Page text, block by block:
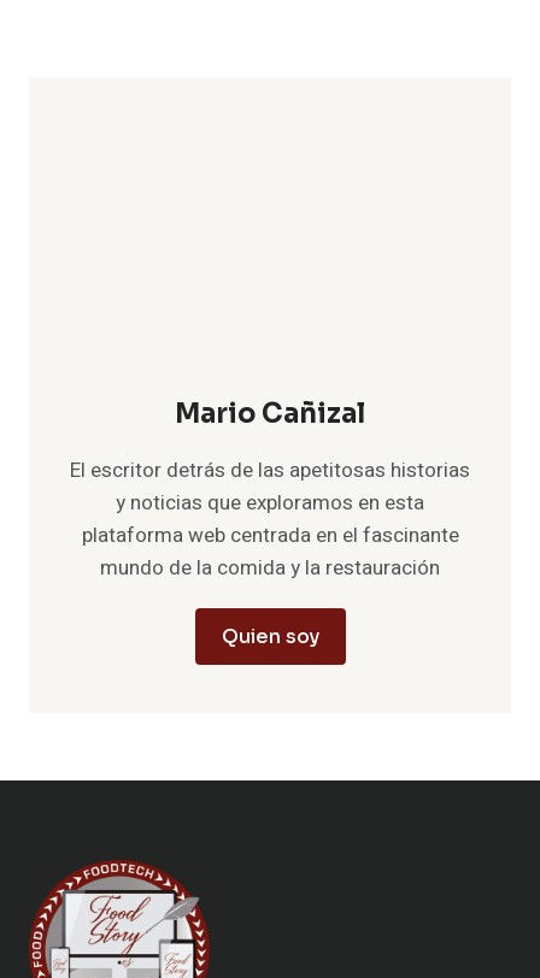
Mario Cañizal
El escritor detrás de las apetitosas historias
y noticias que exploramos en esta
plataforma web centrada en el fascinante
mundo de la comida y la restauración
Quien soy